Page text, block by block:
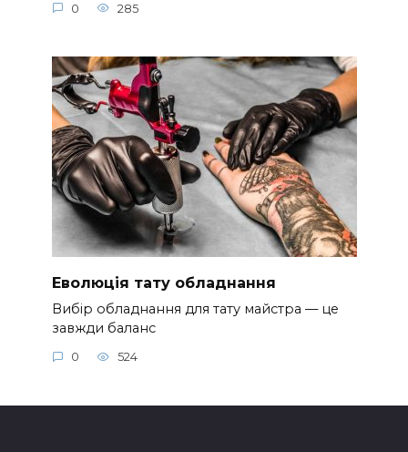
0 285
Еволюція тату обладнання
Вибір обладнання для тату майстра — це
завжди баланс
0 524